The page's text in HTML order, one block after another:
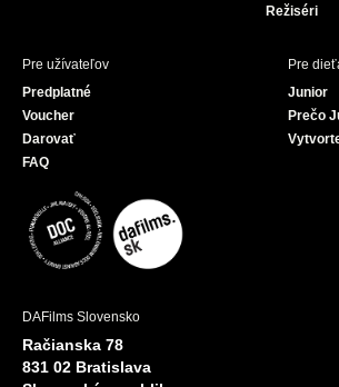
Režiséri
Pre užívateľov
Predplatné
Voucher
Darovať
FAQ
Pre
Junior
Prečo
DAFilms Slovensko
Račianska 78
831 02 Bratislava